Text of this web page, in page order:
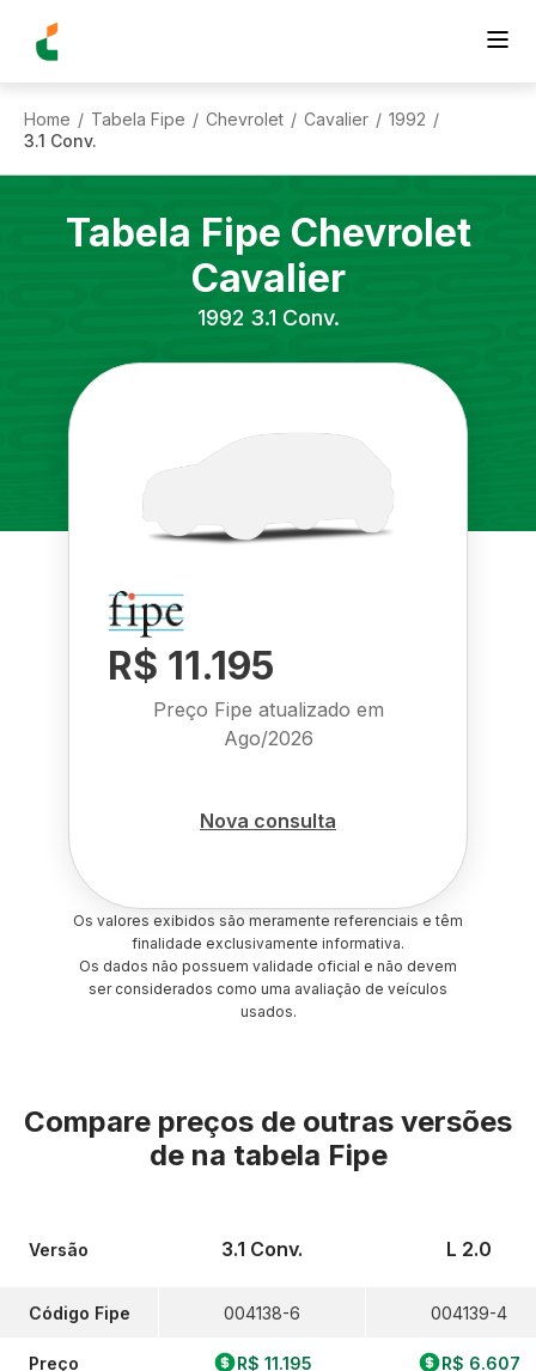
Home / Tabela Fipe / Chevrolet / Cavalier / 1992 /
3.1 Conv.
Tabela Fipe Chevrolet
Cavalier
1992 3.1 Conv.
R$ 11.195
Preço Fipe atualizado em
Ago/2026
Nova consulta
Os valores exibidos são meramente referenciais e têm
finalidade exclusivamente informativa.
Os dados não possuem validade oficial e não devem
ser considerados como uma avaliação de veículos
usados.
Compare preços de outras versões
de na tabela Fipe
Versão
Código Fipe
Preço
3.1 Conv.
004138-6
R$ 11.195
L 2.0
004139-4
R$ 6.607